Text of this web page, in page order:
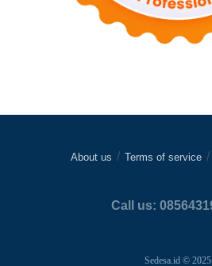
About us Terms of service
Call us:
Sedesa.id © 2025